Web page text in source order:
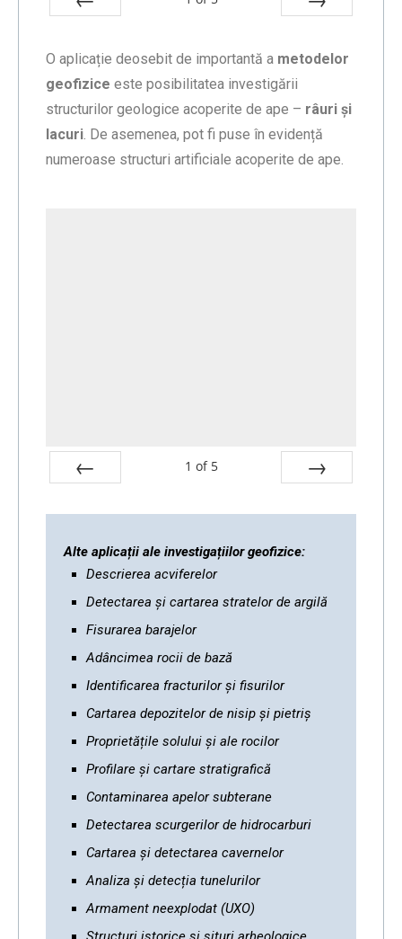
O aplicație deosebit de importantă a metodelor
geofizice este posibilitatea investigării
structurilor geologice acoperite de ape – râuri și
lacuri. De asemenea, pot fi puse în evidență
numeroase structuri artificiale acoperite de ape.
1 of 5
Alte aplicații ale investigațiilor geofizice:
Descrierea acviferelor
Detectarea și cartarea stratelor de argilă
Fisurarea barajelor
Adâncimea rocii de bază
Identificarea fracturilor și fisurilor
Cartarea depozitelor de nisip și pietriș
Proprietățile solului și ale rocilor
Profilare și cartare stratigrafică
Contaminarea apelor subterane
Detectarea scurgerilor de hidrocarburi
Cartarea și detectarea cavernelor
Analiza și detecția tunelurilor
Armament neexplodat (UXO)